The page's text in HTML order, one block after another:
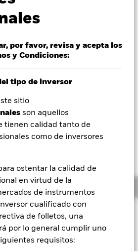
por favor, revisa y acepta los
y Condiciones:
tipo de inversor
sitio
son aquellos
tienen calidad tanto de
como de inversores
ostentar la calidad de
en virtud de la
de instrumentos
cualificado con
de folletos, una
por lo general cumplir uno
requisitos:
a 07 ago 2026
general
rendimenti assoluti positivi
una combinazione di crescita del